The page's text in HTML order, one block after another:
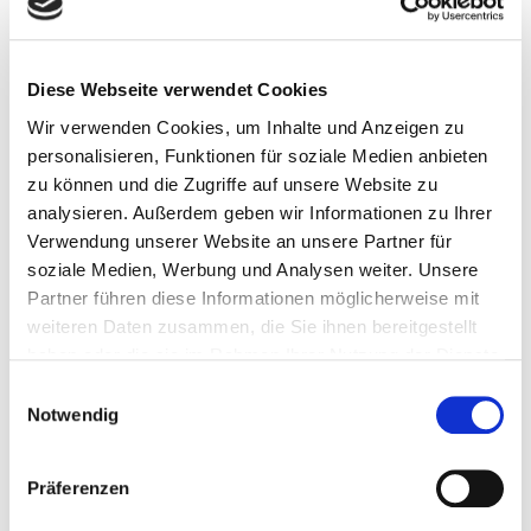
Diese Webseite verwendet Cookies
Wir verwenden Cookies, um Inhalte und Anzeigen zu
personalisieren, Funktionen für soziale Medien anbieten
zu können und die Zugriffe auf unsere Website zu
analysieren. Außerdem geben wir Informationen zu Ihrer
Verwendung unserer Website an unsere Partner für
soziale Medien, Werbung und Analysen weiter. Unsere
Partner führen diese Informationen möglicherweise mit
weiteren Daten zusammen, die Sie ihnen bereitgestellt
Cookies, wenn Sie unsere Webseite weiterhin nutzen.
Notwendig
Präferenzen
Wenn nun der Adapter neu gestartet wurde, können Sie sich
anmelden und die Einstellungen für den 1. Port für Faxversand
und -empfang konfigurieren und anpassen. Sämtliche „echten“
Im Punkt „Quick Setup“
lassen sich die SIP-Zugangsdaten für